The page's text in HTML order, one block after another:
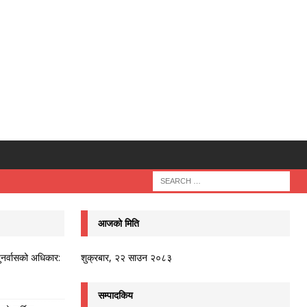
अधिकार:
आजको मिति
शुक्रबार, २२ साउन २०८३
सम्पादकिय